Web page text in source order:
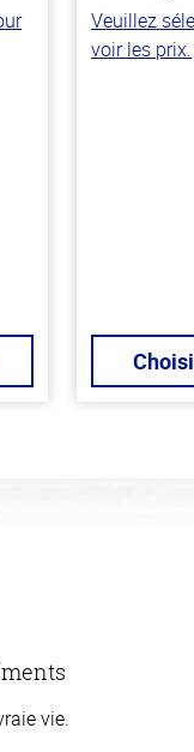
Veuillez
voir les prix.
vie.